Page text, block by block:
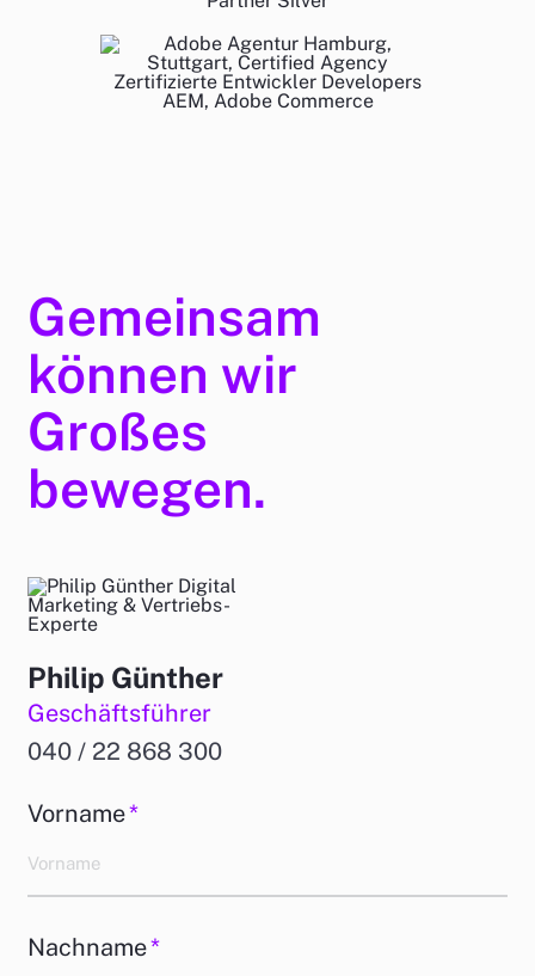
Gemeinsam
können wir
Großes
bewegen.
Philip Günther
Geschäftsführer
040 / 22 868 300
Vorname*
Nachname*